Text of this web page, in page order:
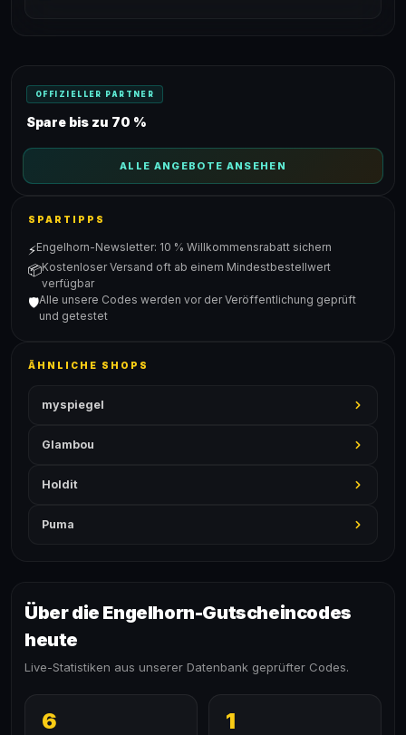
OFFIZIELLER PARTNER
Spare bis zu 70 %
ALLE ANGEBOTE ANSEHEN
SPARTIPPS
⚡Engelhorn-Newsletter: 10 % Willkommensrabatt sichern
📦Kostenloser Versand oft ab einem Mindestbestellwert
verfügbar
🛡️Alle unsere Codes werden vor der Veröffentlichung geprüft
und getestet
ÄHNLICHE SHOPS
myspiegel
Glambou
Holdit
Puma
Über die Engelhorn-Gutscheincodes
heute
Live-Statistiken aus unserer Datenbank geprüfter Codes.
6 1